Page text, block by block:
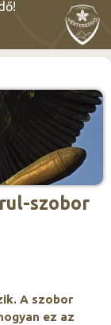
szobor
A szobor
ez az